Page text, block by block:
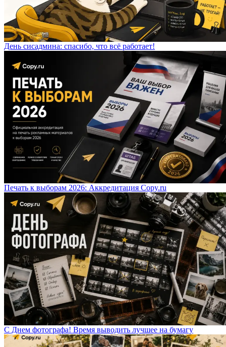
День сисадмина: спасибо, что всё работает!
Печать к выборам 2026: Аккредитация Copy.ru
С Днем фотографа! Время выводить лучшее на бумагу